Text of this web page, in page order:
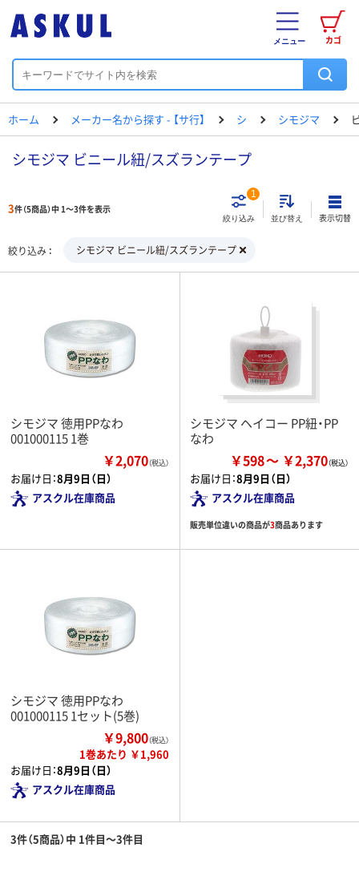
カゴ
メニュー
ホーム メーカー名から探す - 【サ行】 シ シモジマ
シモジマ ビニール紐/スズランテープ
3件（5商品）中 1～3件を表示
絞り込み
1
並び替え 表示切替
絞り込み シモジマ ビニール紐/スズランテープ
シモジマ 徳用PPなわ
001000115 1巻
￥2,070（税込）
お届け日：8月9日（日）
アスクル在庫商品
シモジマ ヘイコー PP紐・PP
なわ
￥598 ￥2,370
お届け日：8月9日（日）
アスクル在庫商品
販売単位違いの商品が3商品あります
シモジマ 徳用PPなわ
001000115 1セット(5巻)
￥9,800（税込）
1巻あたり ￥1,960
お届け日：8月9日（日）
アスクル在庫商品
3件（5商品）中 1件目～3件目